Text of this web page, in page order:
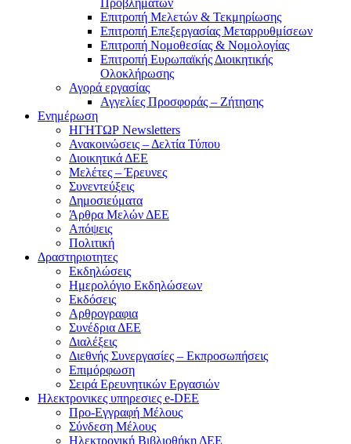
Προβλημάτων
Επιτροπή Μελετών & Τεκμηρίωσης
Επιτροπή Επεξεργασίας Μεταρρυθμίσεων
Επιτροπή Νομοθεσίας & Νομολογίας
Επιτροπή Ευρωπαϊκής Διοικητικής
Ολοκλήρωσης
Αγορά εργασίας
Αγγελίες Προσφοράς – Ζήτησης
Ενημέρωση
ΗΓΗΤΩΡ Newsletters
Ανακοινώσεις – Δελτία Τύπου
Διοικητικά ΔΕΕ
Μελέτες – Έρευνες
Συνεντεύξεις
Δημοσιεύματα
Άρθρα Μελών ΔΕΕ
Απόψεις
Πολιτική
Δραστηριοτητες
Εκδηλώσεις
Ημερολόγιο Εκδηλώσεων
Εκδόσεις
Αρθρογραφια
Συνέδρια ΔΕΕ
Διαλέξεις
Διεθνής Συνεργασίες – Εκπροσωπήσεις
Επιμόρφωση
Σειρά Ερευνητικών Εργασιών
Ηλεκτρονικες υπηρεσιες e-DEE
Προ-Εγγραφή Μέλους
Σύνδεση Μέλους
Ηλεκτρονική Βιβλιοθήκη ΔΕΕ